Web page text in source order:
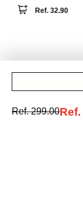
Ref.299.00Ref.
Ref.32.90